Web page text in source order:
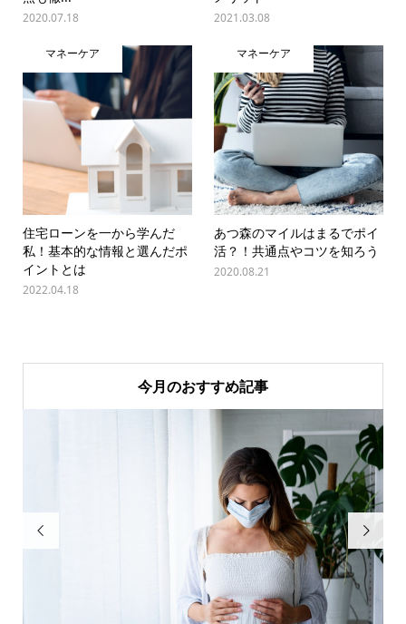
2020.07.18 2021.03.08
マネーケア
住宅ローンを一から学んだ
私！基本的な情報と選んだポ
イントとは
2022.04.18
マネーケア
あつ森のマイルはまるでポイ
活？！共通点やコツを知ろう
2020.08.21
今月のおすすめ記事
 